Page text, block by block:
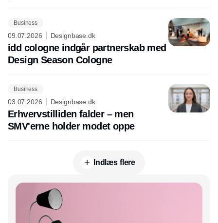
Business
09.07.2026 Designbase.dk
idd cologne indgår partnerskab med
Design Season Cologne
Business
03.07.2026 Designbase.dk
Erhvervstilliden falder – men
SMV'erne holder modet oppe
Indlæs flere
Annonce